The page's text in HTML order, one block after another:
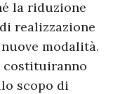
la riduzione
realizzazione
modalità.
costituiranno
scopo di